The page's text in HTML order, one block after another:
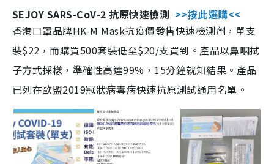
SEJOY SARS-CoV-2 抗原快速檢測 >>按此選購<<
香港口罩品牌HK-M Mask抗疫價發售快速檢測劑，單支
裝$22，而購買500套裝低至$20/支買到。產品以鼻咽拭
子方式採樣，準確性高達99%，15分鐘就知結果。產品
已列在歐盟2019冠狀病毒病快速抗原測試通用名單。